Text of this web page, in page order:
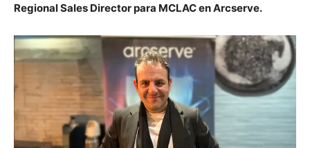
Regional Sales Director para MCLAC en Arcserve.